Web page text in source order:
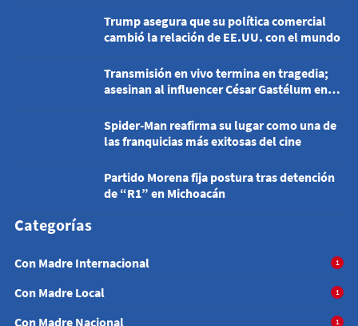
Trump asegura que su política comercial
cambió la relación de EE.UU. con el mundo
Transmisión en vivo termina en tragedia;
asesinan al influencer César Gastélum en
Spider-Man reafirma su lugar como una de
las franquicias más exitosas del cine
Partido Morena fija postura tras detención
de “R1” en Michoacán
Categorías
Con Madre Internacional 1
Con Madre Local 1
Con Madre Nacional 1